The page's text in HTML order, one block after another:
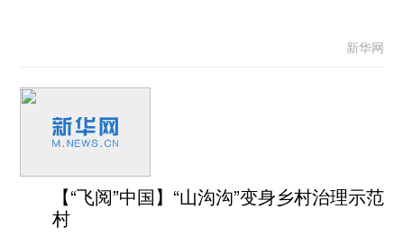
新华网
【“飞阅”中国】“山沟沟”变身乡村治理示范
村